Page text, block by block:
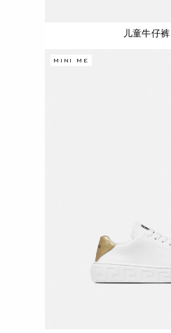
儿童牛仔裤
MINI ME